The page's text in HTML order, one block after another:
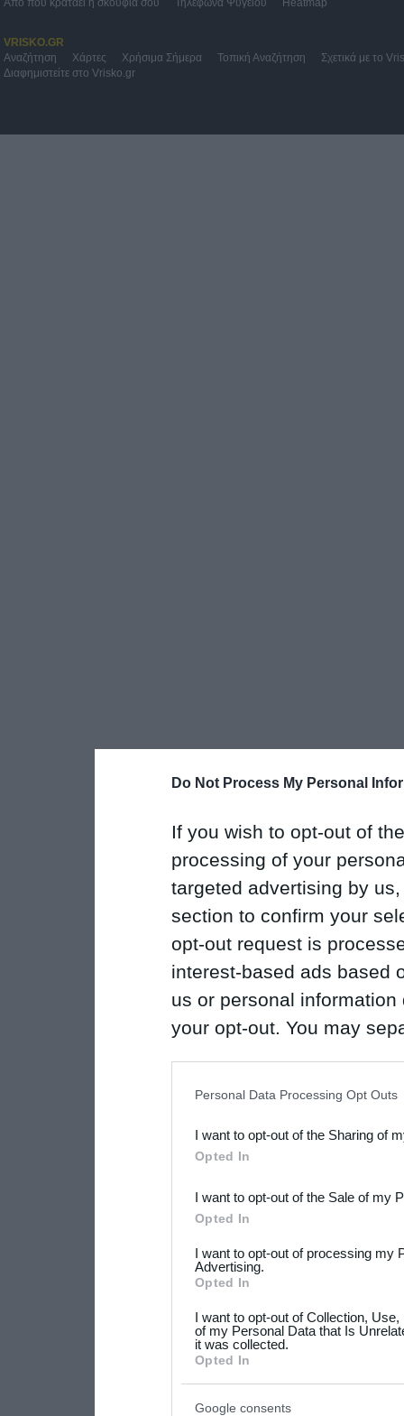
Do Not Process My Personal
If you wish to opt-out of
processing of your
targeted advertising by
section to confirm your
opt-out request is
interest-based ads based
us or personal
your opt-out. You may
Downstream Participants
third parties.
Please note that this
not limited to your visit or
your data for below
consent section.
Personal Data Processing Opt Outs
I want to opt-out of the Sharing of
Opted In
I want to opt-out of the Sale of my
Opted In
I want to opt-out of processing my
Advertising.
Opted In
I want to opt-out of Collection,
of my Personal Data that Is
it was collected.
Opted In
Google consents
Από πού κρατάει η σκούφια σου Τηλέφωνα Ψυγείου Heatmap
VRISKO.GR
Αναζήτηση
Χάρτες Χρήσιμα Σήμερα Τοπική Αναζήτηση
Σχετικά με το
Διαφημιστείτε στο Vrisko.gr